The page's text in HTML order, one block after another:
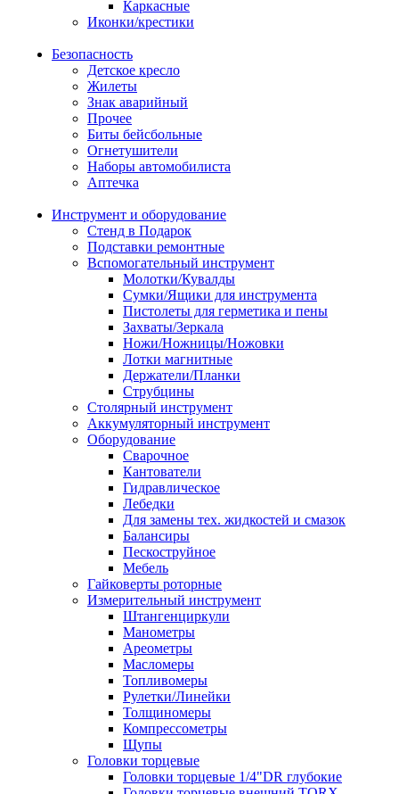
Каркасные
Иконки/крестики
Безопасность
Детское кресло
Жилеты
Знак аварийный
Прочее
Биты бейсбольные
Огнетушители
Наборы автомобилиста
Аптечка
Инструмент и оборудование
Стенд в Подарок
Подставки ремонтные
Вспомогательный инструмент
Молотки/Кувалды
Сумки/Ящики для инструмента
Пистолеты для герметика и пены
Захваты/Зеркала
Ножи/Ножницы/Ножовки
Лотки магнитные
Держатели/Планки
Струбцины
Столярный инструмент
Аккумуляторный инструмент
Оборудование
Сварочное
Кантователи
Гидравлическое
Лебедки
Для замены тех. жидкостей и смазок
Балансиры
Пескоструйное
Мебель
Гайковерты роторные
Измерительный инструмент
Штангенциркули
Манометры
Ареометры
Масломеры
Топливомеры
Рулетки/Линейки
Толщиномеры
Компрессометры
Щупы
Головки торцевые
Головки торцевые 1/4"DR глубокие